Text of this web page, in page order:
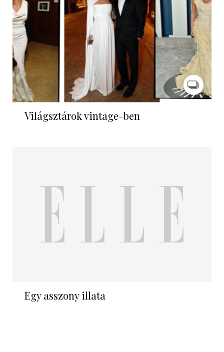
Világsztárok vintage-ben
Egy asszony illata